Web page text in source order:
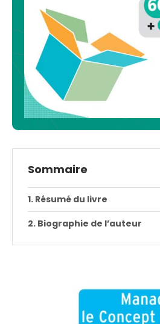
Sommaire
Résumé du livre
Biographie de l’auteur